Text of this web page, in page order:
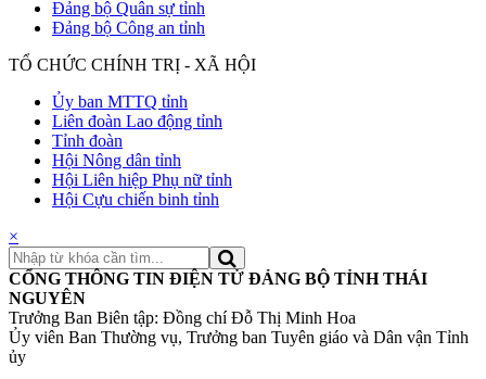
Đảng bộ Quân sự tỉnh
Đảng bộ Công an tỉnh
TỔ CHỨC CHÍNH TRỊ - XÃ HỘI
Ủy ban MTTQ tỉnh
Liên đoàn Lao động tỉnh
Tỉnh đoàn
Hội Nông dân tỉnh
Hội Liên hiệp Phụ nữ tỉnh
Hội Cựu chiến binh tỉnh
×
CỔNG THÔNG TIN ĐIỆN TỬ ĐẢNG BỘ TỈNH THÁI
NGUYÊN
Trưởng Ban Biên tập: Đồng chí Đỗ Thị Minh Hoa
Ủy viên Ban Thường vụ, Trưởng ban Tuyên giáo và Dân vận Tỉnh
ủy